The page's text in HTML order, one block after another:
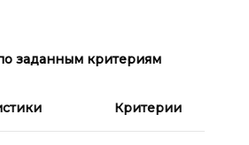
заданным критериям
Критерии